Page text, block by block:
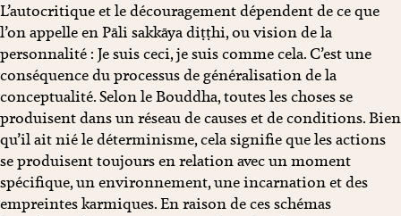
L’autocritique et le découragement dépendent de ce que
l’on appelle en Pāli sakkāya diṭṭhi, ou vision de la
personnalité : Je suis ceci, je suis comme cela. C’est une
conséquence du processus de généralisation de la
conceptualité. Selon le Bouddha, toutes les choses se
produisent dans un réseau de causes et de conditions. Bien
qu’il ait nié le déterminisme, cela signifie que les actions
se produisent toujours en relation avec un moment
spécifique, un environnement, une incarnation et des
empreintes karmiques. En raison de ces schémas